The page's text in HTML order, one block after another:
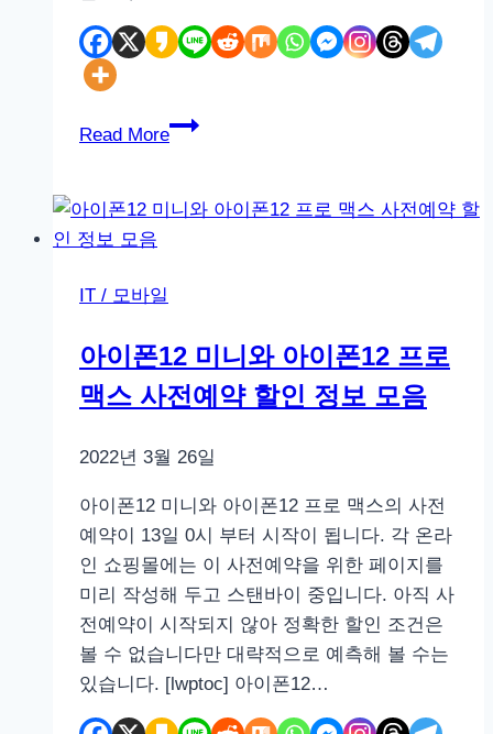
Read More
갤
폴
사
를
고
IT / 모바일
아이폰12 미니와 아이폰12 프로
맥스 사전예약 할인 정보 모음
2022년 3월 26일
아이폰12 미니와 아이폰12 프로 맥스의 사전
예약이 13일 0시 부터 시작이 됩니다. 각 온라
인 쇼핑몰에는 이 사전예약을 위한 페이지를
미리 작성해 두고 스탠바이 중입니다. 아직 사
전예약이 시작되지 않아 정확한 할인 조건은
볼 수 없습니다만 대략적으로 예측해 볼 수는
있습니다. [lwptoc] 아이폰12…